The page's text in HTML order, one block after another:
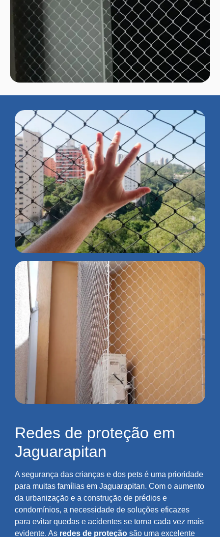
Redes de proteção em
Jaguarapitan
A segurança das crianças e dos pets é uma prioridade
para muitas famílias em Jaguarapitan. Com o aumento
da urbanização e a construção de prédios e
condomínios, a necessidade de soluções eficazes
para evitar quedas e acidentes se torna cada vez mais
evidente. As redes de proteção são uma excelente